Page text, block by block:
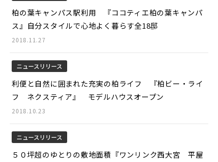
柏の葉キャンパス駅利用 『ココティエ柏の葉キャンパ
ス』自分スタイルで心地よく暮らす全18邸
2018.11.27
ニュースリリース
利便と自然に囲まれた充実の柏ライフ 『柏ビー・ライ
フ ネクスティア』 モデルハウスオープン
2018.10.23
ニュースリリース
５０坪超のゆとりの敷地面積『ワンリンク西大宮 平屋